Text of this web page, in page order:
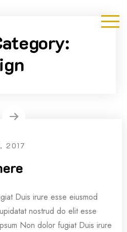
2017
Duis irure esse eiusmod
nostrud do elit esse
Non dolor fugiat Duis irure